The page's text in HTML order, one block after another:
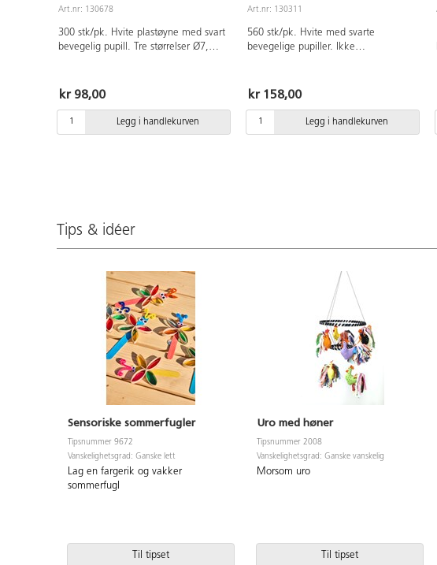
Art.nr: 130678
300 stk/pk. Hvite plastøyne med svart
bevegelig pupill. Tre størrelser Ø7,
kr 98,00
Legg i handlekurven
Art.nr: 130311
560 stk/pk. Hvite med svarte
bevegelige pupiller. Ikke
størrelser. Av PET.
kr 158,00
Legg i handlekurven
Tips & idéer
Sensoriske sommerfugler
Tipsnummer 9672
Vanskelighetsgrad: Ganske lett
Lag en fargerik og vakker
sommerfugl
Til tipset
Uro med høner
Tipsnummer 2008
Vanskelighetsgrad: Ganske vanskelig
Morsom uro
Til tipset